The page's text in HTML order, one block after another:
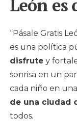
León es
“Pásale Gratis
es una política
disfrute y
sonrisa en un
cada niño en
de una ciudad
todos.